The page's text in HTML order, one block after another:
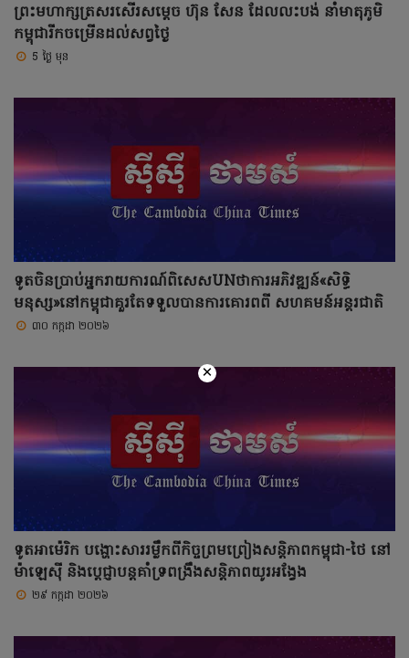
ព្រះមហាក្សត្រសរសើរសម្តេច ហ៊ុន សែន ដែលលះបង់ នាំមាតុភូមិ
កម្ពុជារីកចម្រើនដល់សព្វថ្ងៃ
5 ថ្ងៃ មុន
ទូតចិនប្រាប់អ្នករាយការណ៍ពិសេសUNថាការអភិវឌ្ឍន៍«សិទ្ធិ
មនុស្ស»នៅកម្ពុជាគួរតែទទួលបានការគោរពពី សហគមន៍អន្តរជាតិ
៣០ កក្កដា ២០២៦
ទូតអាម៉េរិក បង្ហោះសាររម្លឹកពីកិច្ចព្រមព្រៀងសន្តិភាពកម្ពុជា-ថៃ នៅ
ម៉ាឡេស៊ី និងប្តេជ្ញាបន្តគាំទ្រពង្រឹងសន្តិភាពយូរអង្វែង
២៩ កក្កដា ២០២៦
×